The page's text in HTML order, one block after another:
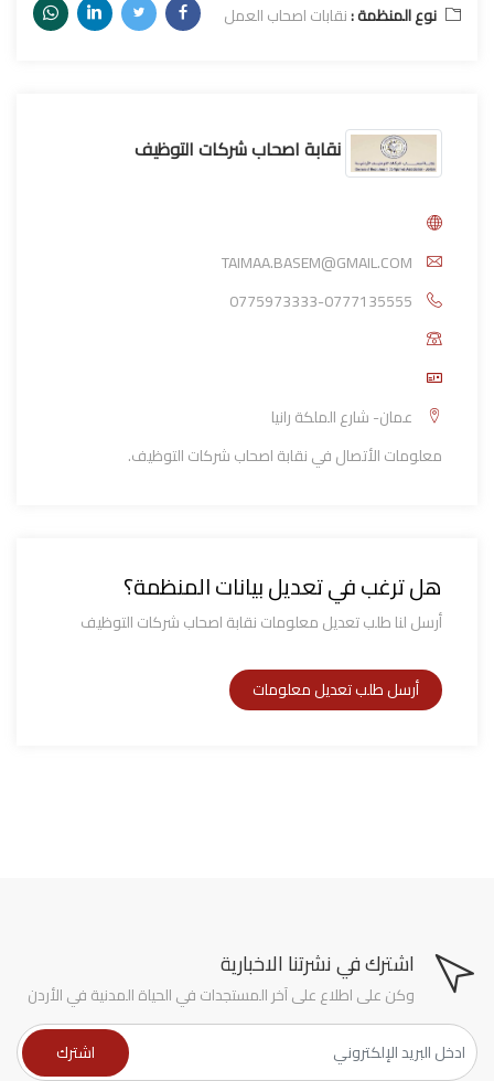
نوع المنظمة :نقابات اصحاب العمل
نقابة اصحاب شركات التوظيف
TAIMAA.BASEM@GMAIL.COM
0775973333-0777135555
معلومات الأتصال في نقابة اصحاب شركات التوظيف.
هل ترغب في تعديل بيانات المنظمة؟
أرسل لنا طلب تعديل معلومات نقابة اصحاب شركات التوظيف
اشترك في نشرتنا الاخبارية
وكن على اطلاع على آخر المستجدات في الحياة المدنية في الأردن